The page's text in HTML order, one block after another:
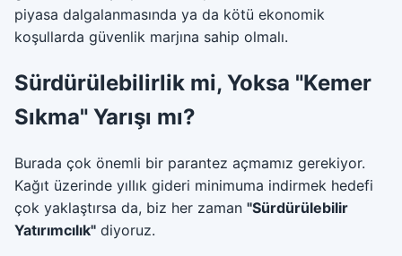
piyasa dalgalanmasında ya da kötü ekonomik
koşullarda güvenlik marjına sahip olmalı.
Sürdürülebilirlik mi, Yoksa "Kemer
Sıkma" Yarışı mı?
Burada çok önemli bir parantez açmamız gerekiyor.
Kağıt üzerinde yıllık gideri minimuma indirmek hedefi
çok yaklaştırsa da, biz her zaman "Sürdürülebilir
Yatırımcılık" diyoruz.